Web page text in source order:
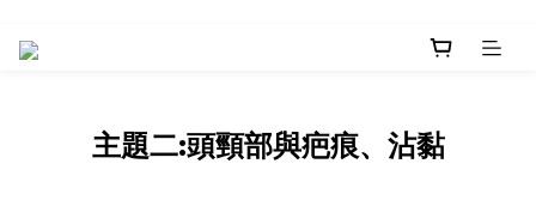
主題二:頭頸部與疤痕、沾黏